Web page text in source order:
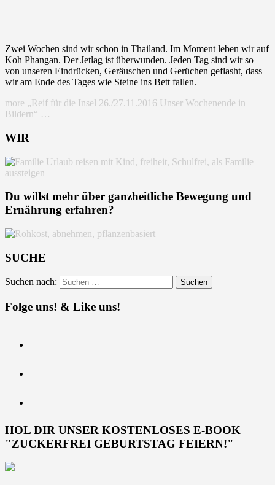
Zwei Wochen sind wir schon in Thailand. Im Moment leben wir auf
Koh Phangan. Der Jetlag ist überwunden. Jeden Tag sind wir so
von unseren Eindrücken, Geräuschen und Gerüchen geflasht, dass
wir am Ende des Tages wie Steine ins Bett fallen.
more „Reif für die Insel 26./27.11.2016 Unser Wochenende in
Bildern“ …
WIR
Du willst mehr über ganzheitliche Bewegung und
Ernährung erfahren?
SUCHE
Suchen nach:
Folge uns! & Like uns!
HOL DIR UNSER KOSTENLOSES E-BOOK
"ZUCKERFREI GEBURTSTAG FEIERN!"